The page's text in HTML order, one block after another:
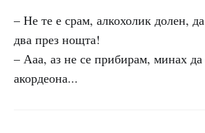
– Не те е срам, алкохолик долен,
два през нощта!
– Ааа, аз не се прибирам, минах да
акордеона...